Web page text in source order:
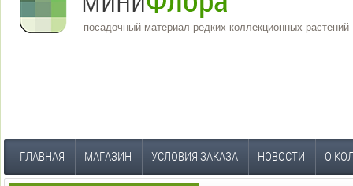
посадочный материал редких коллекционных растений
ГЛАВНАЯ МАГАЗИН УСЛОВИЯ ЗАКАЗА НОВОСТИ О